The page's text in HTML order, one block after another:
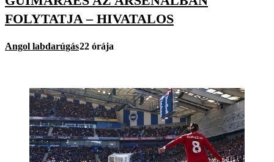
FOLYTATJA – HIVATALOS
Angol labdarúgás22 órája